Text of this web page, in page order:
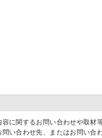
に関するお問い合わせや取材
問い合わせ先、またはお問い合